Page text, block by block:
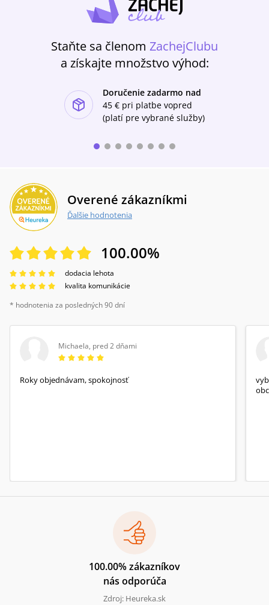
Staňte sa členom ZachejClubu
a získajte množstvo výhod:
Doručenie zadarmo nad
45 € pri platbe vopred
(platí pre vybrané služby)
Overené zákazníkmi
Ďalšie hodnotenia
100.00%
dodacia lehota
kvalita komunikácie
* hodnotenia za posledných 90 dní
Michaela, pred 2 dňami
Roky objednávam, spokojnosť
100.00% zákazníkov
nás odporúča
Zdroj: Heureka.sk